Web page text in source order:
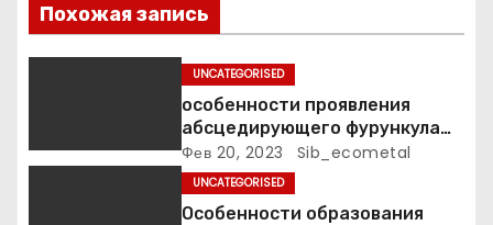
п
о
а
Похожая запись
UNCATEGORISED
особенности проявления
абсцедирующего фурункула
код по МКБ-10
Фев 20, 2023 Sib_ecometal
UNCATEGORISED
Особенности образования